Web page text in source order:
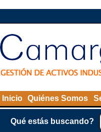
Inicio Quiénes Somos
Qué estás buscando?